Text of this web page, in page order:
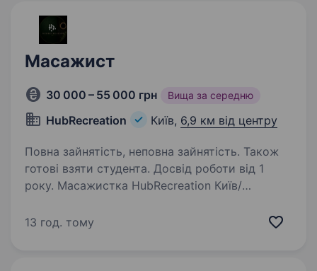
Масажист
30 000 – 55 000 грн Вища за середню
HubRecreation Київ, 6,9 км від центру
Повна зайнятість, неповна зайнятість. Також
готові взяти студента. Досвід роботи від 1
року. Масажистка HubRecreation Київ/
instagram.com/hub.recreation Заробітна плата:
13 год. тому